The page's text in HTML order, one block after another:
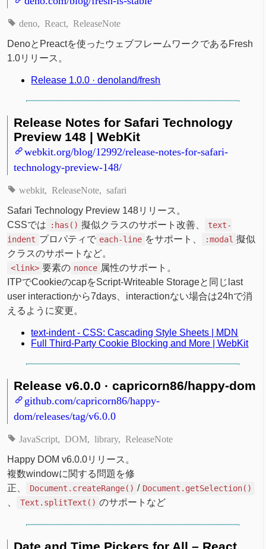
deno React ReleaseNote
DenoとPreactを使ったウェブフレームワークであるFresh
1.0リリース。
Release 1.0.0 · denoland/fresh
Release Notes for Safari Technology
Preview 148 | WebKit
webkit.org/blog/12992/release-notes-for-safari-
technology-preview-148/
webkit ReleaseNote safari
Safari Technology Preview 148リリース。
CSSでは
:has() 擬似クラスのサポート改善、
text-
indent プロパティで each-line をサポート、 :modal 擬似
クラスのサポートなど。
<link> 要素の nonce 属性のサポート。
ITPでCookieのcapをScript-Writeable Storageと同じlast
user interactionから7days、interactionない場合は24hで消
えるように変更。
text-indent - CSS: Cascading Style Sheets | MDN
Full Third-Party Cookie Blocking and More | WebKit
Release v6.0.0 · capricorn86/happy-dom
github.com/capricorn86/happy-
dom/releases/tag/v6.0.0
JavaScript DOM library ReleaseNote
Happy DOM v6.0.0リリース。
複数windowに関する問題を修
正、
Document.createRange() / Document.getSelection()
Text.splitText() のサポートなど